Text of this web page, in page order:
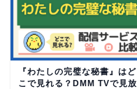
『わたしの完璧な秘書』はど
こで見れる？DMM TVで見放